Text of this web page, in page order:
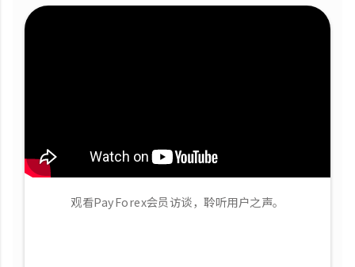
观看PayForex会员访谈，聆听用户之声。